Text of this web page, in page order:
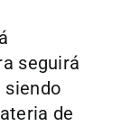
seguirá
siendo
de